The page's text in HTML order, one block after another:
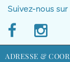
Suivez-nous sur
ADRESSE &